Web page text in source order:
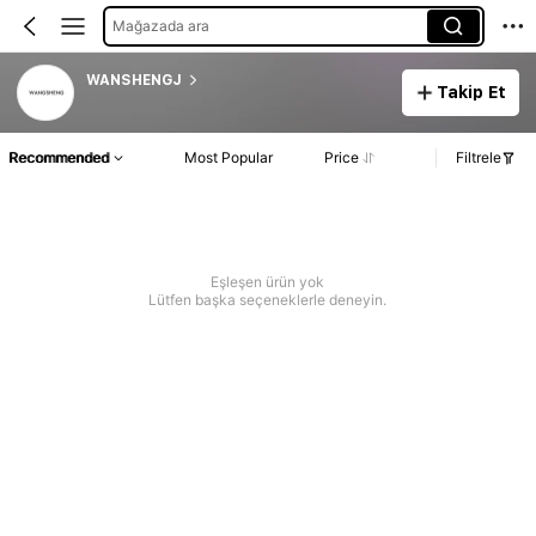
Mağazada ara
WANSHENGJ
Takip Et
Recommended Most Popular Price Filtrele
Eşleşen ürün yok
Lütfen başka seçeneklerle deneyin.